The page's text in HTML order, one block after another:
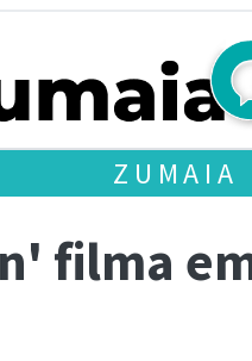
ZUMAIA
filma